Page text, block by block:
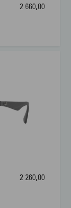
2 660,00
2 260,00